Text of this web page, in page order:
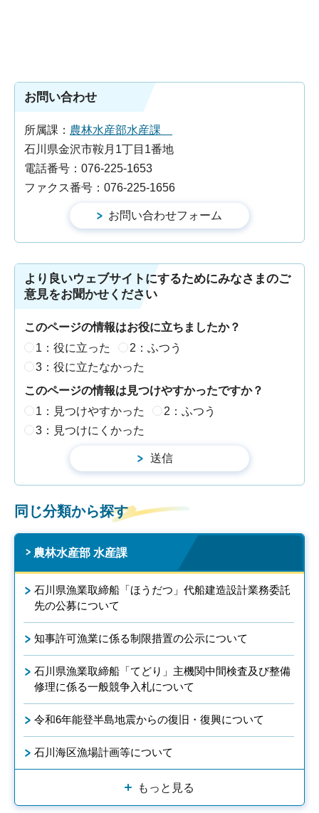
お問い合わせ
所属課： 農林水産部水産課
石川県金沢市鞍月1丁目1番地
電話番号：076-225-1653
ファクス番号：076-225-1656
より良いウェブサイトにするためにみなさまのご
意見をお聞かせください
このページの情報はお役に立ちましたか？
1：役に立った
2：ふつう
3：役に立たなかった
このページの情報は見つけやすかったですか？
1：見つけやすかった
2：ふつう
3：見つけにくかった
同じ分類から探す
農林水産部 水産課
石川県漁業取締船「ほうだつ」代船建造設計業務委託
先の公募について
知事許可漁業に係る制限措置の公示について
石川県漁業取締船「てどり」主機関中間検査及び整備
修理に係る一般競争入札について
令和6年能登半島地震からの復旧・復興について
石川海区漁場計画等について
もっと見る